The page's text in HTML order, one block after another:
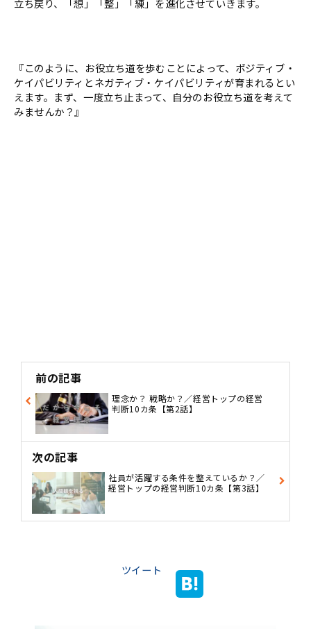
『このように、お役立ち道を歩むことによって、ポジティブ・
ケイパビリティとネガティブ・ケイパビリティが育まれるとい
えます。まず、一度立ち止まって、自分のお役立ち道を考えて
みませんか？』
前の記事
理念か？ 戦略か？／経営トップの経営
判断10カ条【第2話】
次の記事
社員が活躍する条件を整えているか？／
経営トップの経営判断10カ条【第3話】
ツイート